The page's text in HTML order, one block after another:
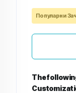
Популарни
The